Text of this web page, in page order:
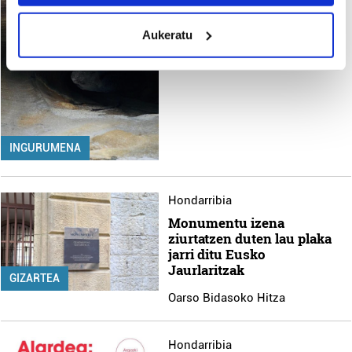
meters
Identify your device by actively scanning it for
specific characteristics (fingerprinting)
Find out more about how your personal data is processed
and set your preferences in the
Guk eta gure bazkideek zure datu pertsonalak
prozesatzen ditugu, zure IP zenbakia, besteak beste,
pertsonalizatuak eskaintzeko, iragarkiak eta edukia
neurtzeko, jendeari buruzko informazioa biltzeko eta
produktuak garatzeko. Zure datuak nork eta zertarako
erabiltzen dituen hauta dezakezu.
Bazkide batzuek ez dizute baimenik eskatzen, eta beren
interes komertzial legitimoetan babesten dira. Ikusi gure
bazkideen zerrenda, beren ustez zein helburutarako
duten interes legitimoa eta horren aurka nola egin
Aukeratu
INGURUMENA
Edizioak
Oarso Bidasoko Hitza
GIZARTEA
Hondarribia
Monumentu izena
ziurtatzen duten lau plaka
jarri ditu Eusko
Jaurlaritzak
Oarso Bidasoko Hitza
Hondarribia